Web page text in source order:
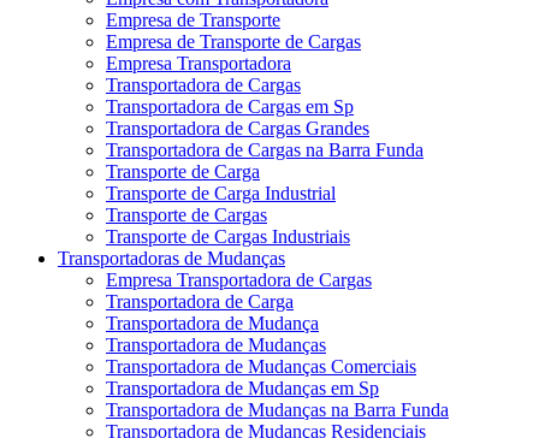
Empresa de Transporte
Empresa de Transporte de Cargas
Empresa Transportadora
Transportadora de Cargas
Transportadora de Cargas em Sp
Transportadora de Cargas Grandes
Transportadora de Cargas na Barra Funda
Transporte de Carga
Transporte de Carga Industrial
Transporte de Cargas
Transporte de Cargas Industriais
Transportadoras de Mudanças
Empresa Transportadora de Cargas
Transportadora de Carga
Transportadora de Mudança
Transportadora de Mudanças
Transportadora de Mudanças Comerciais
Transportadora de Mudanças em Sp
Transportadora de Mudanças na Barra Funda
Transportadora de Mudanças Residenciais